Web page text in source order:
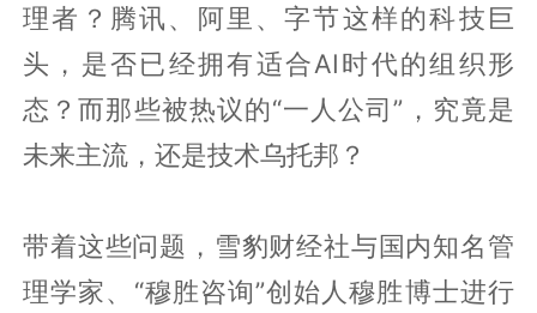
理者？腾讯、阿里、字节这样的科技巨
头，是否已经拥有适合AI时代的组织形
态？而那些被热议的“一人公司”，究竟是
未来主流，还是技术乌托邦？
带着这些问题，雪豹财经社与国内知名管
理学家、“穆胜咨询”创始人穆胜博士进行